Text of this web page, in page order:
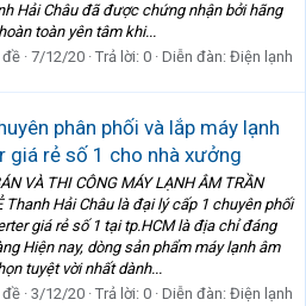
Hải Châu đã được chứng nhận bởi hãng
toàn yên tâm khi...
đề 7/12/20 Trả lời: 0 Diễn đàn: Điện lạnh
phân phối và lắp máy lạnh
giá rẻ số 1 cho nhà xưởng
VÀ THI CÔNG MÁY LẠNH ÂM TRẦN
Thanh Hải Châu là đại lý cấp 1 chuyên phối
giá rẻ số 1 tại tp.HCM là địa chỉ đáng
Hiện nay, dòng sản phẩm máy lạnh âm
tuyệt vời nhất dành...
đề 3/12/20 Trả lời: 0 Diễn đàn: Điện lạnh